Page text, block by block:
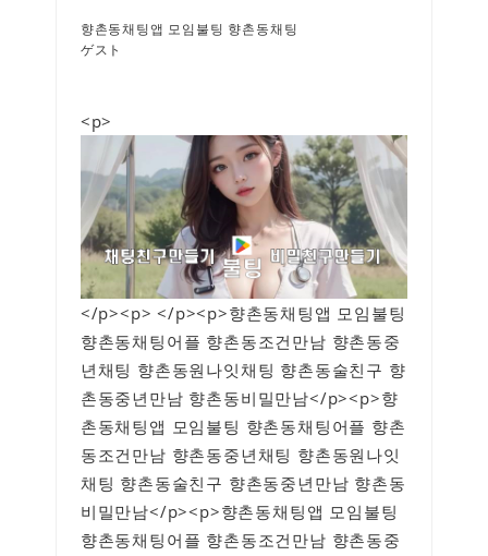
향촌동채팅앱 모임불팅 향촌동채팅
ゲスト
<p>
</p><p> </p><p>향촌동채팅앱 모임불팅
향촌동채팅어플 향촌동조건만남 향촌동중
년채팅 향촌동원나잇채팅 향촌동술친구 향
촌동중년만남 향촌동비밀만남</p><p>향
촌동채팅앱 모임불팅 향촌동채팅어플 향촌
동조건만남 향촌동중년채팅 향촌동원나잇
채팅 향촌동술친구 향촌동중년만남 향촌동
비밀만남</p><p>향촌동채팅앱 모임불팅
향촌동채팅어플 향촌동조건만남 향촌동중